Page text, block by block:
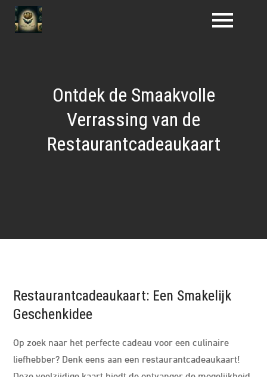
Naar
Ontdek de Smaakvolle
Verrassing van de
Restaurantcadeaukaart
Restaurantcadeaukaart: Een Smakelijk
Geschenkidee
Op zoek naar het perfecte cadeau voor een culinaire
liefhebber? Denk eens aan een restaurantcadeaukaart!